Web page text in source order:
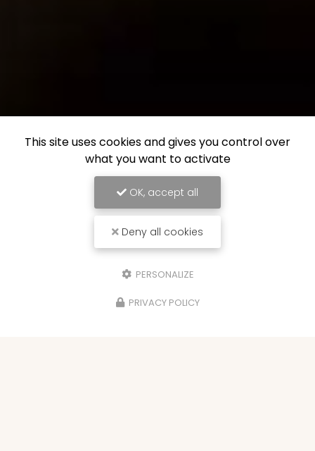
This site uses cookies and gives you control over
what you want to activate
OK, accept all
Deny all cookies
PERSONALIZE
PRIVACY POLICY